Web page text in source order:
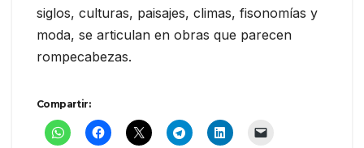
siglos, culturas, paisajes, climas, fisonomías y
moda, se articulan en obras que parecen
rompecabezas.
Compartir: